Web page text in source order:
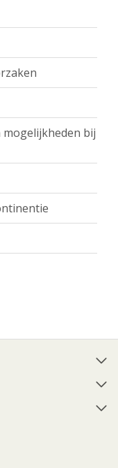
bij